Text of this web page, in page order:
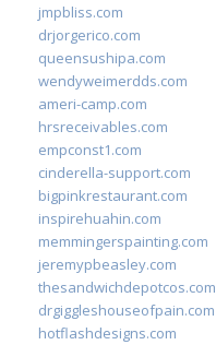
jmpbliss.com
drjorgerico.com
queensushipa.com
wendyweimerdds.com
ameri-camp.com
hrsreceivables.com
empconst1.com
cinderella-support.com
bigpinkrestaurant.com
inspirehuahin.com
memmingerspainting.com
jeremypbeasley.com
thesandwichdepotcos.com
drgiggleshouseofpain.com
hotflashdesigns.com